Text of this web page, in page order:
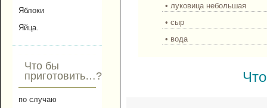
Яблоки
Яйца.
Что бы
приготовить…?
по случаю
• луковица небольшая
• сыр
• вода